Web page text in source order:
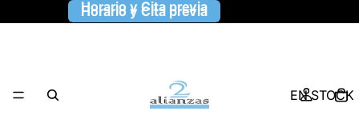
Horario y Cita previa
Horario y Cita previa
EN STOCK